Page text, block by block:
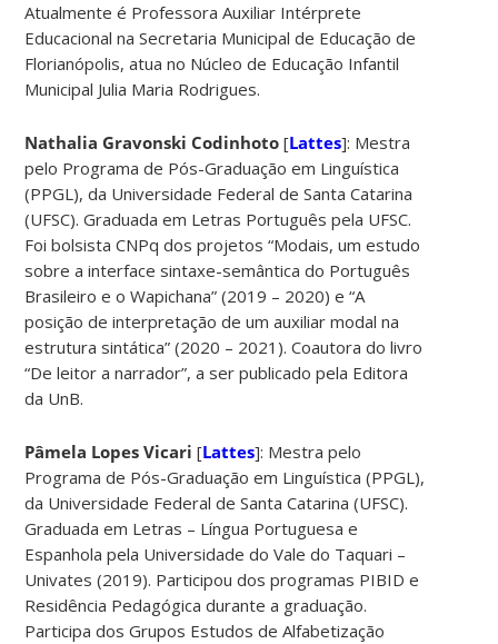
Atualmente é Professora Auxiliar Intérprete
Educacional na Secretaria Municipal de Educação de
Florianópolis, atua no Núcleo de Educação Infantil
Municipal Julia Maria Rodrigues.
Nathalia Gravonski Codinhoto[Lattes]: Mestra
pelo Programa de Pós-Graduação em Linguística
(PPGL), da Universidade Federal de Santa Catarina
(UFSC). Graduada em Letras Português pela UFSC.
Foi bolsista CNPq dos projetos “Modais, um estudo
sobre a interface sintaxe-semântica do Português
Brasileiro e o Wapichana” (2019 – 2020) e “A
posição de interpretação de um auxiliar modal na
estrutura sintática” (2020 – 2021). Coautora do livro
“De leitor a narrador”, a ser publicado pela Editora
da UnB.
Pâmela Lopes Vicari [Lattes]: Mestra pelo
Programa de Pós-Graduação em Linguística (PPGL),
da Universidade Federal de Santa Catarina (UFSC).
Graduada em Letras – Língua Portuguesa e
Espanhola pela Universidade do Vale do Taquari –
Univates (2019). Participou dos programas PIBID e
Residência Pedagógica durante a graduação.
Participa dos Grupos Estudos de Alfabetização